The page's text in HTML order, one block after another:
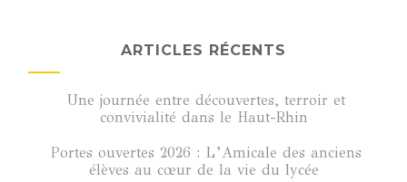
ARTICLES RÉCENTS
Une journée entre découvertes, terroir et
convivialité dans le Haut-Rhin
Portes ouvertes 2026 : L’Amicale des anciens
élèves au cœur de la vie du lycée